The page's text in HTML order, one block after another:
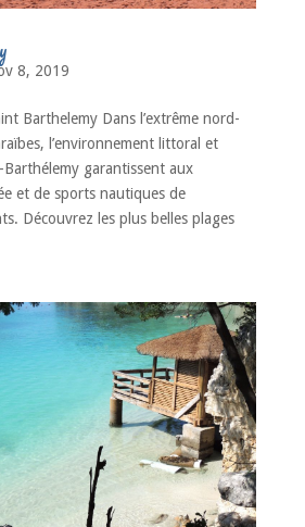
8, 2019
Barthelemy Dans l’extrême nord-
l’environnement littoral et
garantissent aux
et de sports nautiques de
Découvrez les plus belles plages